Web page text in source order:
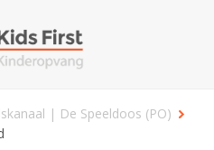
| De Speeldoos (PO)